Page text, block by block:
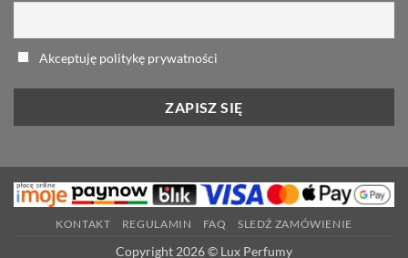
Akceptuję politykę prywatności
KONTAKT REGULAMIN FAQ SLEDŹ ZAMÓWIENIE
Copyright 2026 © Lux Perfumy